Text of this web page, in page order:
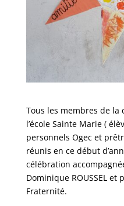
Tous les membres de
l’école Sainte Marie (
personnels Ogec et
réunis en ce début
célébration
Dominique ROUSSEL et
Fraternité.